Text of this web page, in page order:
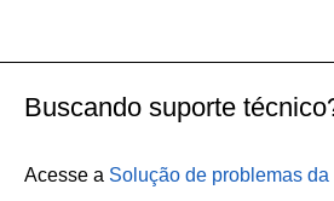
Buscando suporte
Acesse a Solução de problemas da